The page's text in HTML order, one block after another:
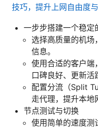
技巧，提升上网自由度
一步步搭建一个稳定
选择高质量的机场
信息。
使用合适的客户端
口碑良好、更新活
配置分流（Split
走代理，提升本地
节点测试与切换
使用简单的速度